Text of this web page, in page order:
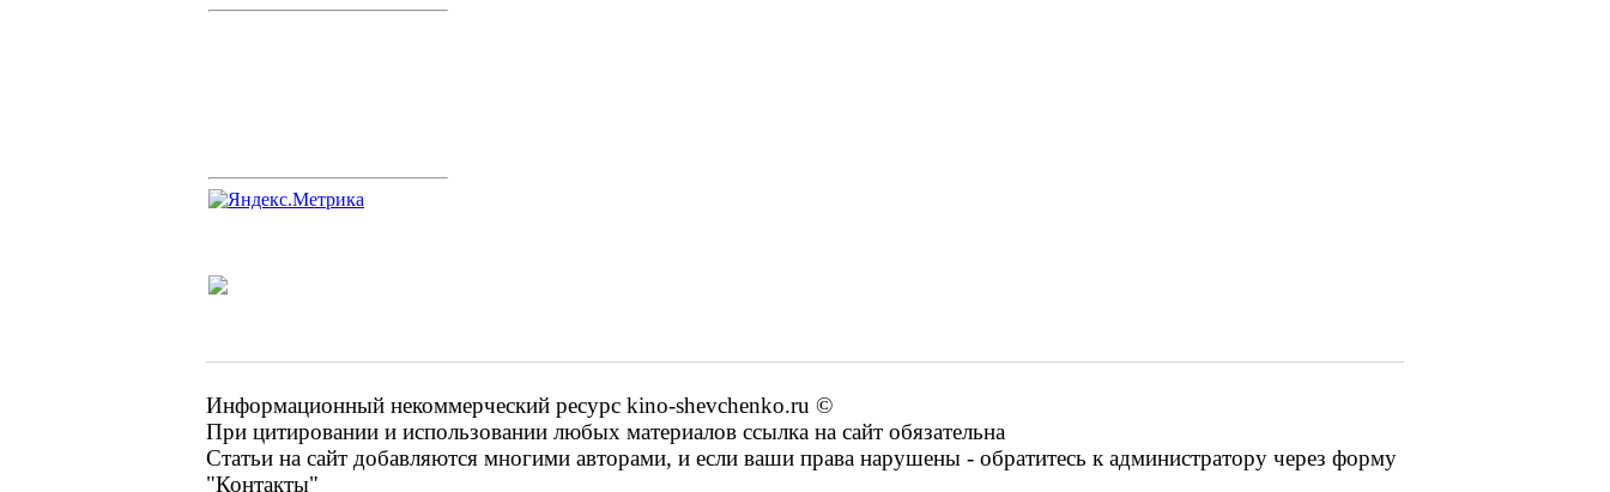
Информационный некоммерческий ресурс kino-shevchenko.ru ©
При цитировании и использовании любых материалов ссылка на сайт обязательна
Статьи на сайт добавляются многими авторами, и если ваши права нарушены - обратитесь к администратору через форму
"Контакты"